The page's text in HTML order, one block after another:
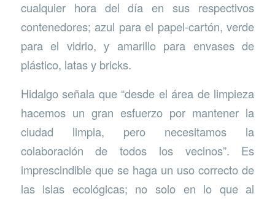
cualquier hora del día en sus respectivos
contenedores; azul para el papel-cartón, verde
para el vidrio, y amarillo para envases de
plástico, latas y bricks.
Hidalgo señala que “desde el área de limpieza
hacemos un gran esfuerzo por mantener la
ciudad limpia, pero necesitamos la
colaboración de todos los vecinos”. Es
imprescindible que se haga un uso correcto de
las islas ecológicas; no solo en lo que al